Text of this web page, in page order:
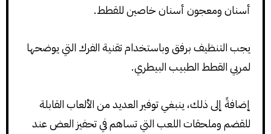
أسنان ومعجون أسنان خاصين للقطط.
يجب التنظيف برفق وباستخدام تقنية الفرك التي يوضحها
لمربي القطط الطبيب البيطري.
إضافةً إلى ذلك، ينبغي توفير العديد من الألعاب القابلة
للقضم وملحقات اللعب التي تساهم في تحفيز العض عند